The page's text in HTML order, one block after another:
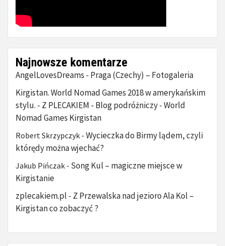
Najnowsze komentarze
AngelLovesDreams - Praga (Czechy) – Fotogaleria
Kirgistan. World Nomad Games 2018 w amerykańskim
stylu. - Z PLECAKIEM - Blog podróżniczy - World
Nomad Games Kirgistan
Robert Skrzypczyk - Wycieczka do Birmy lądem, czyli
którędy można wjechać?
Jakub Pińczak - Song Kul – magiczne miejsce w
Kirgistanie
zplecakiem.pl - Z Przewalska nad jezioro Ala Kol –
Kirgistan co zobaczyć ?